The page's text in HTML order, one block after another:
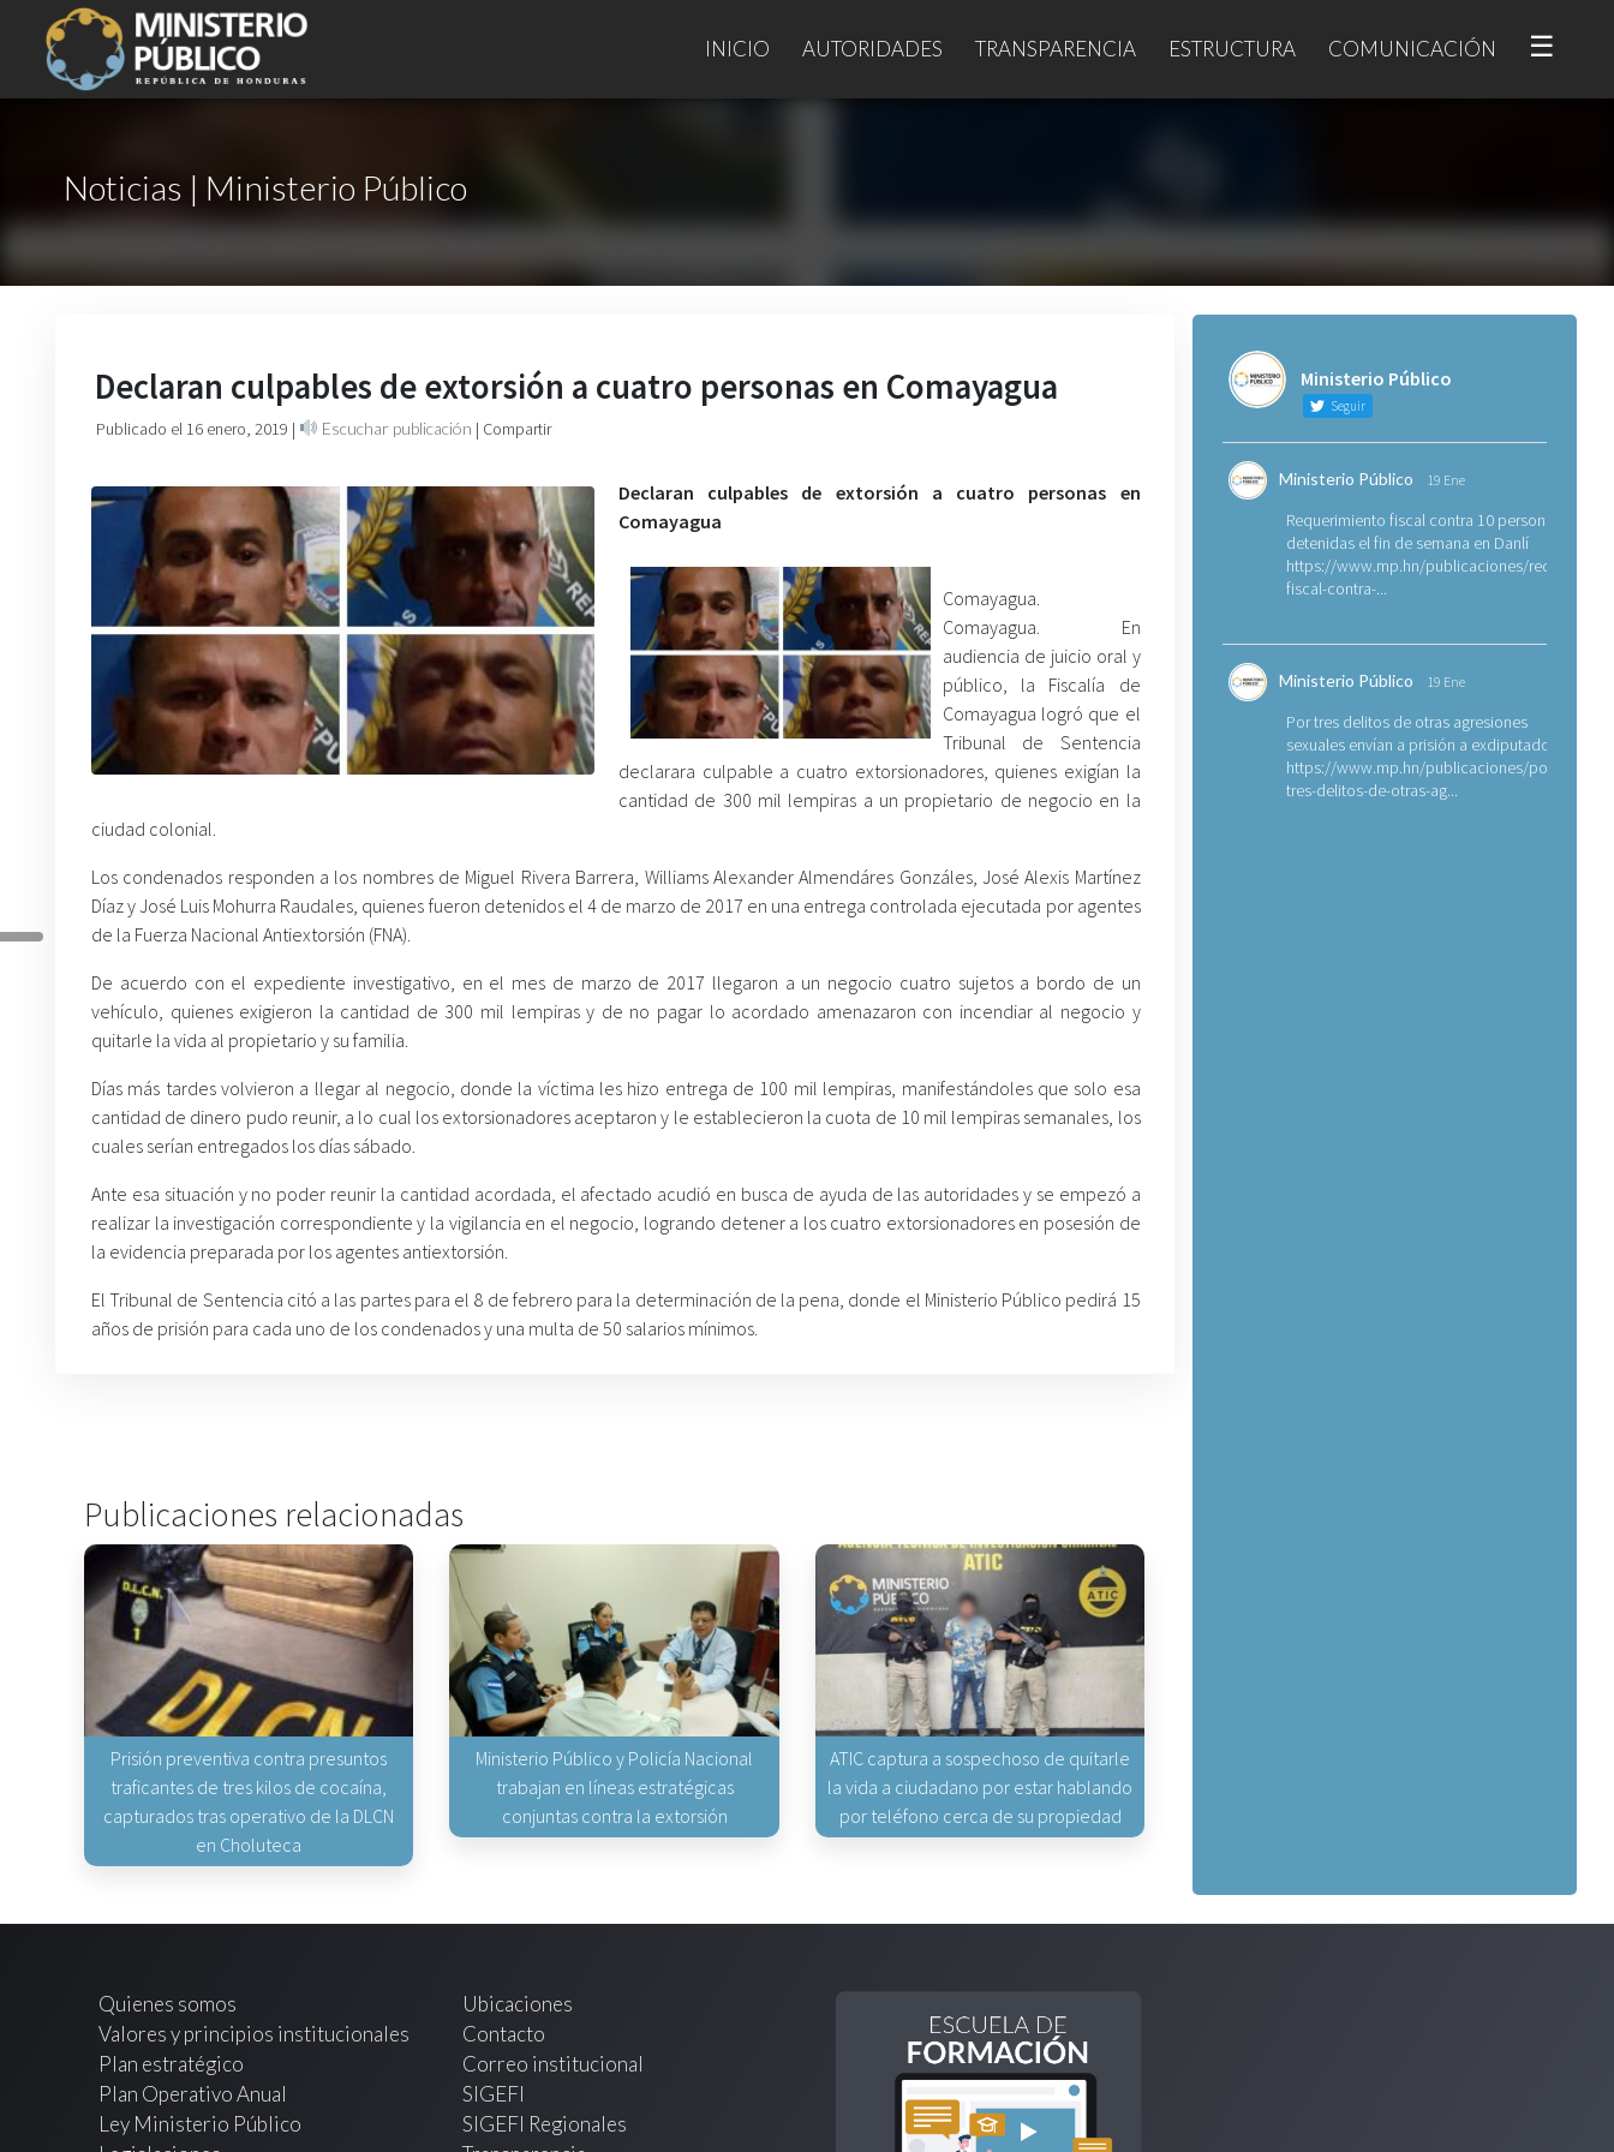
INICIO AUTORIDADES TRANSPARENCIA ESTRUCTURA COMUNICACIÓN ☰
Noticias | Ministerio Público
Declaran culpables de extorsión a cuatro personas en Comayagua
Publicado el 16 enero, 2019 | Escuchar publicación | Compartir
Declaran culpables de extorsión a cuatro personas en
Comayagua
Comayagua.
Comayagua. En
audiencia de juicio oral y
público, la Fiscalía de
Comayagua logró que el
Tribunal de Sentencia
declarara culpable a cuatro extorsionadores, quienes exigían la
cantidad de 300 mil lempiras a un propietario de negocio en la
ciudad colonial.
Los condenados responden a los nombres de Miguel Rivera Barrera, Williams Alexander Almendáres Gonzáles, José Alexis Martínez
Díaz y José Luis Mohurra Raudales, quienes fueron detenidos el 4 de marzo de 2017 en una entrega controlada ejecutada por agentes
de la Fuerza Nacional Antiextorsión (FNA).
De acuerdo con el expediente investigativo, en el mes de marzo de 2017 llegaron a un negocio cuatro sujetos a bordo de un
vehículo, quienes exigieron la cantidad de 300 mil lempiras y de no pagar lo acordado amenazaron con incendiar al negocio y
quitarle la vida al propietario y su familia.
Días más tardes volvieron a llegar al negocio, donde la víctima les hizo entrega de 100 mil lempiras, manifestándoles que solo esa
cantidad de dinero pudo reunir, a lo cual los extorsionadores aceptaron y le establecieron la cuota de 10 mil lempiras semanales, los
cuales serían entregados los días sábado.
Ante esa situación y no poder reunir la cantidad acordada, el afectado acudió en busca de ayuda de las autoridades y se empezó a
realizar la investigación correspondiente y la vigilancia en el negocio, logrando detener a los cuatro extorsionadores en posesión de
la evidencia preparada por los agentes antiextorsión.
El Tribunal de Sentencia citó a las partes para el 8 de febrero para la determinación de la pena, donde el Ministerio Público pedirá 15
años de prisión para cada uno de los condenados y una multa de 50 salarios mínimos.
Publicaciones relacionadas
Prisión preventiva contra presuntos
traficantes de tres kilos de cocaína,
capturados tras operativo de la DLCN
en Choluteca
Ministerio Público y Policía Nacional
trabajan en líneas estratégicas
conjuntas contra la extorsión
ATIC captura a sospechoso de quitarle
la vida a ciudadano por estar hablando
por teléfono cerca de su propiedad
Ministerio Público
Seguir
Ministerio Público 19 Ene
Requerimiento fiscal contra 10 personas
detenidas el fin de semana en Danlí
https://www.mp.hn/publicaciones/
fiscal-contra-...
Ministerio Público 19 Ene
Por tres delitos de otras agresiones
sexuales envían a prisión a exdiputado
https://www.mp.hn/publicaciones/por-
tres-delitos-de-otras-ag...
Quienes somos
Valores y principios institucionales
Plan estratégico
Plan Operativo Anual
Ley Ministerio Público
Ubicaciones
Contacto
Correo institucional
SIGEFI
SIGEFI Regionales